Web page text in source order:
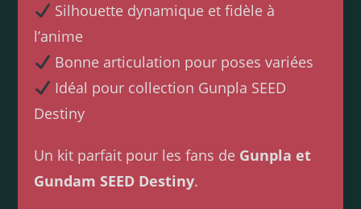
Silhouette dynamique et fidèle à
l’anime
Bonne articulation pour poses variées
Idéal pour collection Gunpla SEED
Destiny
Un kit parfait pour les fans de Gunpla et
Gundam SEED Destiny.